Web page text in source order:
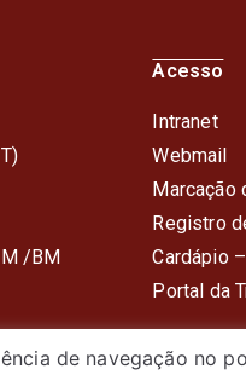
/BM
Acesso
Intranet
Webmail
Marcação
Registro
Cardápio
Portal da
de navegação no